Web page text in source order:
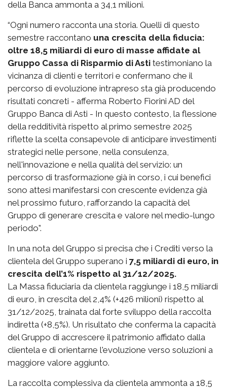
della Banca ammonta a 34,1 milioni.
“Ogni numero racconta una storia. Quelli di questo
semestre raccontano una crescita della fiducia:
oltre 18,5 miliardi di euro di masse affidate al
Gruppo Cassa di Risparmio di Asti testimoniano la
vicinanza di clienti e territori e confermano che il
percorso di evoluzione intrapreso sta già producendo
risultati concreti - afferma Roberto Fiorini AD del
Gruppo Banca di Asti - In questo contesto, la flessione
della redditività rispetto al primo semestre 2025
riflette la scelta consapevole di anticipare investimenti
strategici nelle persone, nella consulenza,
nell'innovazione e nella qualità del servizio: un
percorso di trasformazione già in corso, i cui benefici
sono attesi manifestarsi con crescente evidenza già
nel prossimo futuro, rafforzando la capacità del
Gruppo di generare crescita e valore nel medio-lungo
periodo”.
In una nota del Gruppo si precisa che i Crediti verso la
clientela del Gruppo superano i 7,5 miliardi di euro, in
crescita dell’1% rispetto al 31/12/2025.
La Massa fiduciaria da clientela raggiunge i 18,5 miliardi
di euro, in crescita del 2,4% (+426 milioni) rispetto al
31/12/2025, trainata dal forte sviluppo della raccolta
indiretta (+8,5%). Un risultato che conferma la capacità
del Gruppo di accrescere il patrimonio affidato dalla
clientela e di orientarne l'evoluzione verso soluzioni a
maggiore valore aggiunto.
La raccolta complessiva da clientela ammonta a 18,5